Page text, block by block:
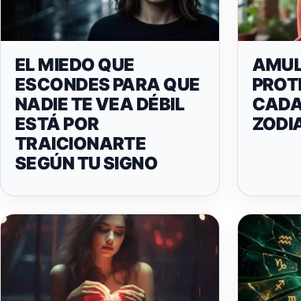
EL MIEDO QUE
ESCONDES PARA QUE
NADIE TE VEA DÉBIL
ESTÁ POR
TRAICIONARTE
SEGÚN TU SIGNO